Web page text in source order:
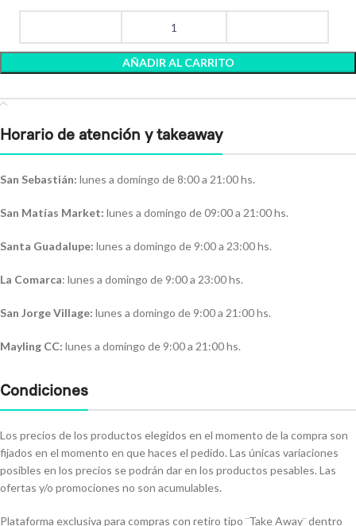
AÑADIR AL CARRITO
Horario de atención y takeaway
San Sebastián: lunes a domingo de 8:00 a 21:00 hs.
San Matías Market: lunes a domingo de 09:00 a 21:00 hs.
Santa Guadalupe: lunes a domingo de 9:00 a 23:00 hs.
La Comarca: lunes a domingo de 9:00 a 23:00 hs.
San Jorge Village: lunes a domingo de 9:00 a 21:00 hs.
Mayling CC: lunes a domingo de 9:00 a 21:00 hs.
Condiciones
Los precios de los productos elegidos en el momento de la compra son
fijados en el momento en que haces el pedido. Las únicas variaciones
posibles en los precios se podrán dar en los productos pesables. Las
ofertas y/o promociones no son acumulables.
Plataforma exclusiva para compras con retiro tipo ¨Take Away¨ dentro